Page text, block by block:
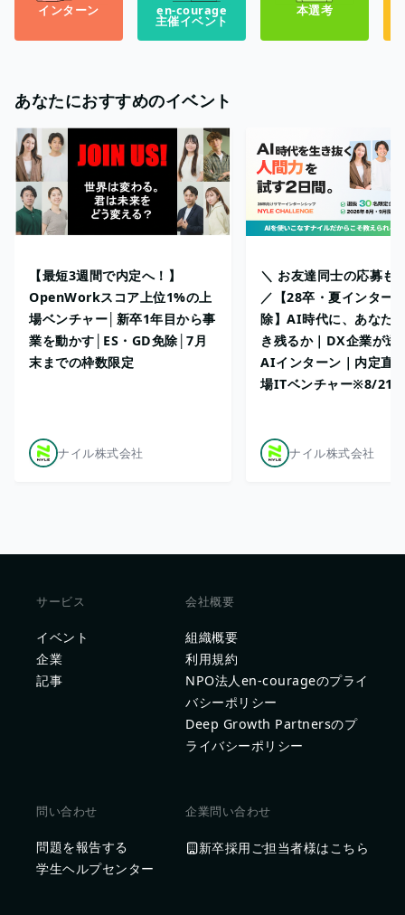
インターン en-courage
主催イベント
本選考
あなたにおすすめのイベント
【最短3週間で内定へ！】
OpenWorkスコア上位1%の上
場ベンチャー│新卒1年目から事
業を動かす│ES・GD免除│7月
末までの枠数限定
ナイル株式会社
＼ お友達同士の応募も
／【28卒・夏インター
除】AI時代に、あなた
き残るか｜DX企業が送
AIインターン｜内定直
場ITベンチャー※8/21
ナイル株式会社
サービス
イベント
企業
記事
会社概要
組織概要
利用規約
NPO法人en-courageのプライ
バシーポリシー
Deep Growth Partnersのプ
ライバシーポリシー
問い合わせ
問題を報告する
学生ヘルプセンター
企業問い合わせ
新卒採用ご担当者様はこちら